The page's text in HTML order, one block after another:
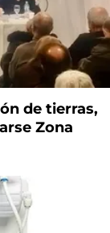
de tierras,
Zona